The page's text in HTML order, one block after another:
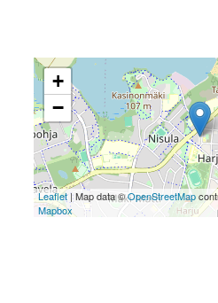
+
−
Leaflet| Map data ©OpenStreetMap
Mapbox